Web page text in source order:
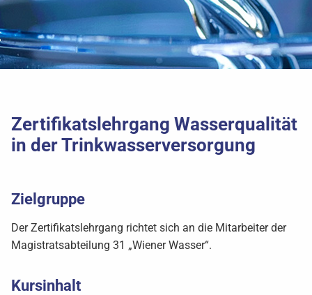
Zertifikatslehrgang Wasserqualität
in der Trinkwasserversorgung
Zielgruppe
Der Zertifikatslehrgang richtet sich an die Mitarbeiter der
Magistratsabteilung 31 „Wiener Wasser“.
Kursinhalt